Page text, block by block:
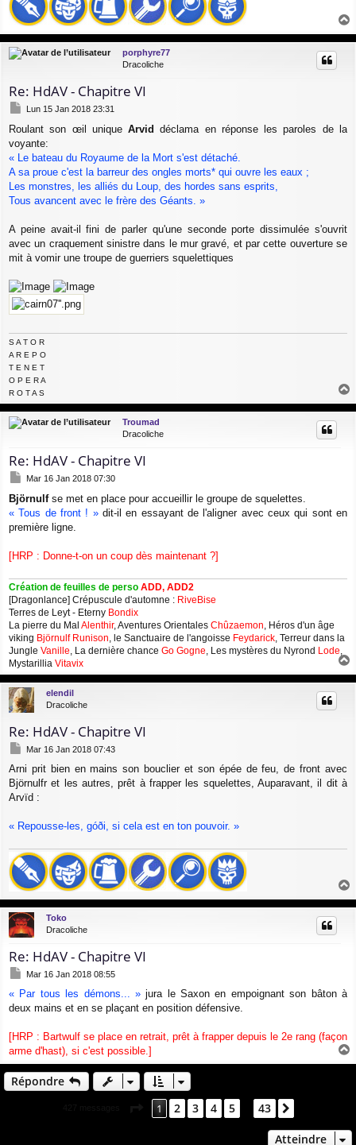
a
u
porphyre77
Dracoliche
Re: HdAV - Chapitre VI
M
s
s
a
e
Lun 15 Jan 2018 23:31
Roulant son œil uniqueArvid déclama en réponse les paroles de la
voyante:
« Le bateau du Royaume de la Mort s'est détaché.
A sa proue c'est la barreur des ongles morts* qui ouvre les eaux ;
Les monstres, les alliés du Loup, des hordes sans esprits,
Tous avancent avec le frère des Géants. »
A peine avait-il fini de parler qu'une seconde porte dissimulée s'ouvrit
avec un craquement sinistre dans le mur gravé, et par cette ouverture se
mit à vomir une troupe de guerriers squelettiques
S A T O R
A R E P O
T E N E T
O P E R A
R O T A S
a
u
Troumad
Dracoliche
Re: HdAV - Chapitre VI
M
s
s
a
Mar 16 Jan 2018 07:30
Björnulfse met en place pour accueillir le groupe de squelettes.
« Tous de front ! »dit-il en essayant de l'aligner avec ceux qui sont en
première ligne.
[HRP : Donne-t-on un coup dès maintenant ?]
Création de feuilles de perso ADD, ADD2
[Dragonlance] Crépuscule d'automne : RiveBise
Terres de Leyt - Eterny Bondix
La pierre du Mal Alenthir, Aventures Orientales Chûzaemon, Héros d'un âge
viking Björnulf Runison, le Sanctuaire de l'angoisse Feydarick, Terreur dans la
Jungle Vanille, La dernière chance Go Gogne, Les mystères du Nyrond Lode,
Mystarillia Vitavix
a
u
elendil
Dracoliche
Re: HdAV - Chapitre VI
M
s
s
a
Mar 16 Jan 2018 07:43
Arni prit bien en mains son bouclier et son épée de feu, de front avec
Björnulfr et les autres, prêt à frapper les squelettes, Auparavant, il dit à
Arvïd :
« Repousse-les, góði, si cela est en ton pouvoir. »
u
Toko
Dracoliche
Re: HdAV - Chapitre VI
M
s
s
g
e
Mar 16 Jan 2018 08:55
« Par tous les démons... »jura le Saxon en empoignant son bâton à
deux mains et en se plaçant en position défensive.
[HRP : Bartwulf se place en retrait, prêt à frapper depuis le 2e rang (façon
arme d'hast), si c'est possible.]
a
Répondre
Page 1sur 43
1 2 3 4 5 43
Atteindre